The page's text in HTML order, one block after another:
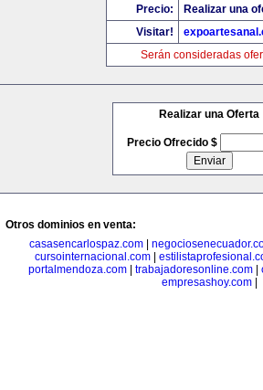
Precio:
Realizar una
Visitar!
Serán consideradas
Realizar una Oferta
Precio Ofrecido $
Otros dominios en venta:
casasencarlospaz.com|
cursointernacional.com|
portalmendoza.com| trabajadoresonline.com|
empresashoy.com|